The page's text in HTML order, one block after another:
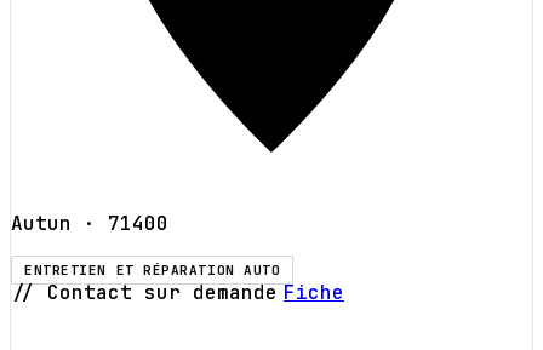
Autun · 71400
ENTRETIEN ET RÉPARATION AUTO
// Contact sur demande Fiche